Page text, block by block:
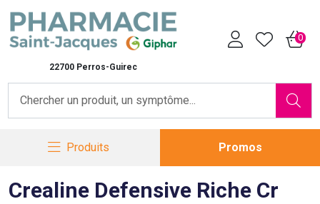
22700 Perros-Guirec
0
Produits Promos
Crealine Defensive Riche Cr